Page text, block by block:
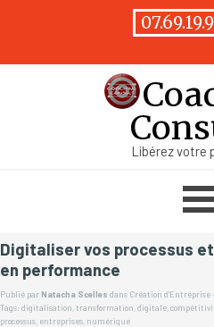
Libérez votre
Digitaliser vos processus
en performance
Publié par Natacha Scelles dans Création d'Entreprise
Tags: digitalisation transformation digitale
processus entreprises numérique